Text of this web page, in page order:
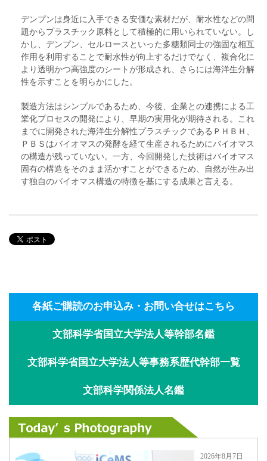
デンプンは身近に入手できる安価な素材だが、耐水性などの問
題からプラスチック原料として積極的に用いられていない。し
かし、デンプン、セルロースといった多糖類同士の強固な相互
作用を利用することで耐水性が向上するだけでなく、複合化に
より透明かつ高強度のシートが形成され、さらには海洋生分解
性を示すことを明らかにした。
製造方法はシンプルであるため、今後、企業との連携による工
業化プロセスの開発により、早期の実用化が期待される。これ
までに開発された海洋生分解性プラスチックであるＰＨＢＨ、
ＰＢＳはバイオマスの発酵を経て生産されるためにバイオマス
の構造が残っていない。一方、今回開発した技術はバイオマス
固有の構造をそのまま活かすことができるため、自然が生み出
す独自のバイオマス構造の特徴を基にする成果と言える。
各紙ご購読のお申込み・お問い合せはこちら
文部科学省国立大学法人等幹部名鑑
文部科学省国立大学法人等事務系歴代幹部一覧
文部科学関係法人名鑑
2026年8月7日